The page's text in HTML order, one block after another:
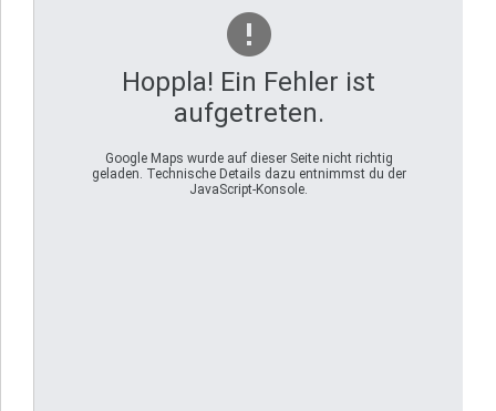
Hoppla! Ein Fehler ist
aufgetreten.
Google Maps wurde auf dieser Seite nicht richtig
geladen. Technische Details dazu entnimmst du der
JavaScript-Konsole.